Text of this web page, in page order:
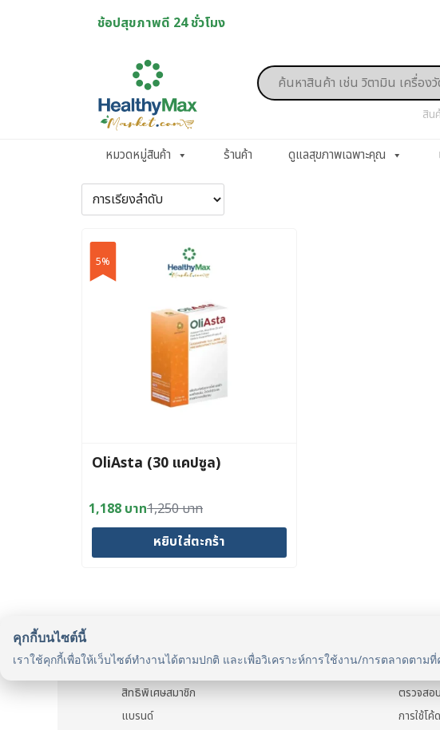
ช้อปสุขภาพดี 24 ชั่วโมง
Products
search
สิน
หมวดหมู่สินค้า ร้านค้า ดูแลสุขภาพเฉพาะคุณ
5%
OliAsta (30 แคปซูล)
1,250บาท
Original
price
was:
1,188 บาท
Current
price
is:
หยิบใส่ตะกร้า
คุกกี้บนไซต์นี้
เราใช้คุกกี้เพื่อให้เว็บไซต์ทำงานได้ตามปกติ และเพื่อวิเคราะห์การใช้งาน/การตลาดตา
สิทธิพิเศษสมาชิก
แบรนด์
แจ้งการช
ตรวจสอ
การใช้โ